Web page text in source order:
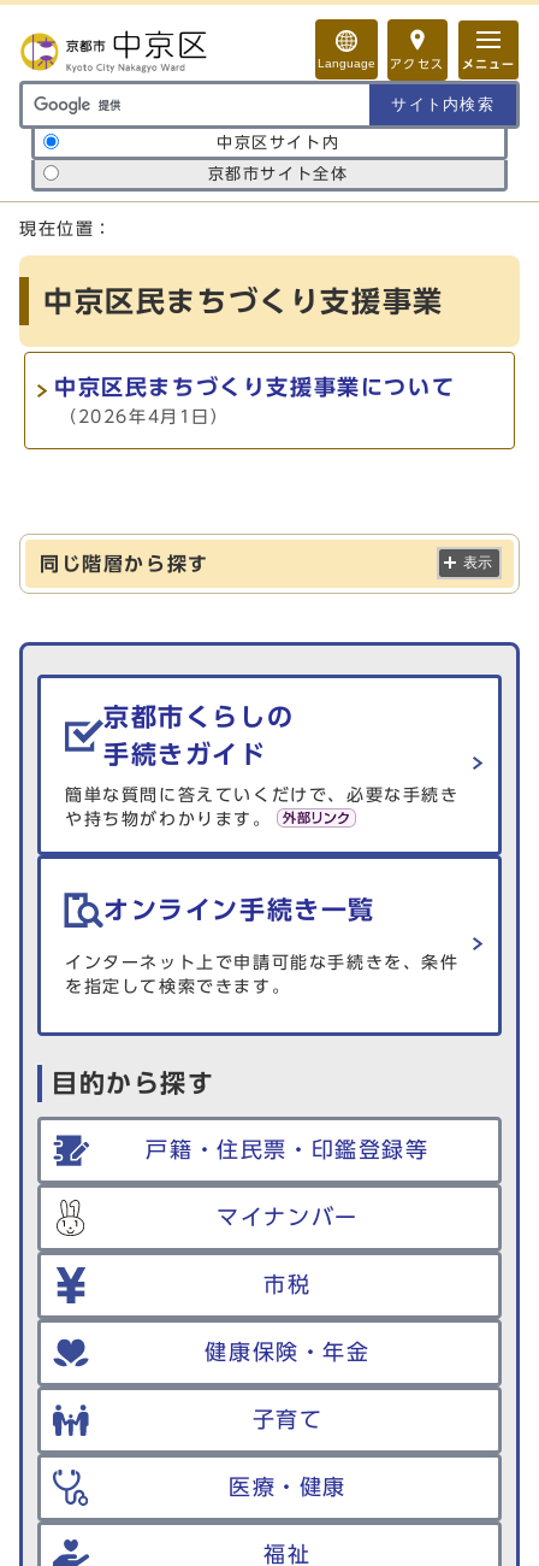
Language アクセス メニュー
サイト内検索の範囲
中京区サイト内
京都市サイト全体
ここから本文です
現在位置：
中京区民まちづくり支援事業
中京区民まちづくり支援事業について
（2026年4月1日）
同じ階層から探す 表示
生活情報を探す
京都市くらしの
手続きガイド
簡単な質問に答えていくだけで、必要な手続き
や持ち物がわかります。
オンライン手続き一覧
インターネット上で申請可能な手続きを、条件
を指定して検索できます。
目的から探す
戸籍・住民票・印鑑登録等
マイナンバー
市税
健康保険・年金
子育て
医療・健康
福祉